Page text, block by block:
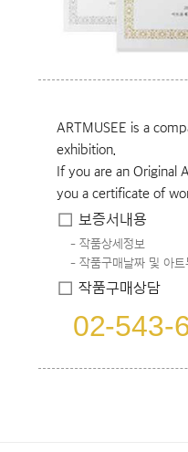
ARTMUSEE is a
exhibition.
If you are an Original
you a certificate of
보증서내용
작품상세정보
작품구매날짜 및 아트
작품구매상담
02-543-